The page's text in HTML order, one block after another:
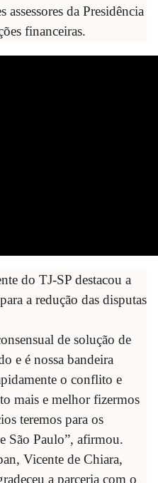
da Presidência
financeiras.
do TJ-SP destacou a
a redução das disputas
de solução de
e é nossa bandeira
o conflito e
mais e melhor fizermos
teremos para os
São Paulo”, afirmou.
Vicente de Chiara,
a parceria com o